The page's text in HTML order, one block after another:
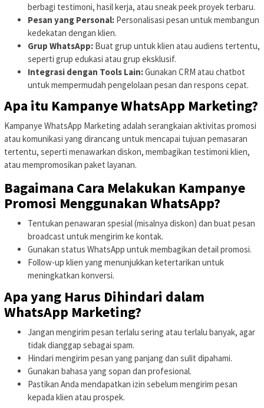
berbagi testimoni, hasil kerja, atau sneak peek proyek terbaru.
Pesan yang Personal: Personalisasi pesan untuk membangun
kedekatan dengan klien.
Grup WhatsApp: Buat grup untuk klien atau audiens tertentu,
seperti grup edukasi atau grup eksklusif.
Integrasi dengan Tools Lain:Gunakan CRM atau chatbot
untuk mempermudah pengelolaan pesan dan respons cepat.
Apa itu Kampanye WhatsApp Marketing?
Kampanye WhatsApp Marketing adalah serangkaian aktivitas promosi
atau komunikasi yang dirancang untuk mencapai tujuan pemasaran
tertentu, seperti menawarkan diskon, membagikan testimoni klien,
atau mempromosikan paket layanan.
Bagaimana Cara Melakukan Kampanye
Promosi Menggunakan WhatsApp?
Tentukan penawaran spesial (misalnya diskon) dan buat pesan
broadcast untuk mengirim ke kontak.
Gunakan status WhatsApp untuk membagikan detail promosi.
Follow-up klien yang menunjukkan ketertarikan untuk
meningkatkan konversi.
Apa yang Harus Dihindari dalam
WhatsApp Marketing?
Jangan mengirim pesan terlalu sering atau terlalu banyak, agar
tidak dianggap sebagai spam.
Hindari mengirim pesan yang panjang dan sulit dipahami.
Gunakan bahasa yang sopan dan profesional.
Pastikan Anda mendapatkan izin sebelum mengirim pesan
kepada klien atau prospek.